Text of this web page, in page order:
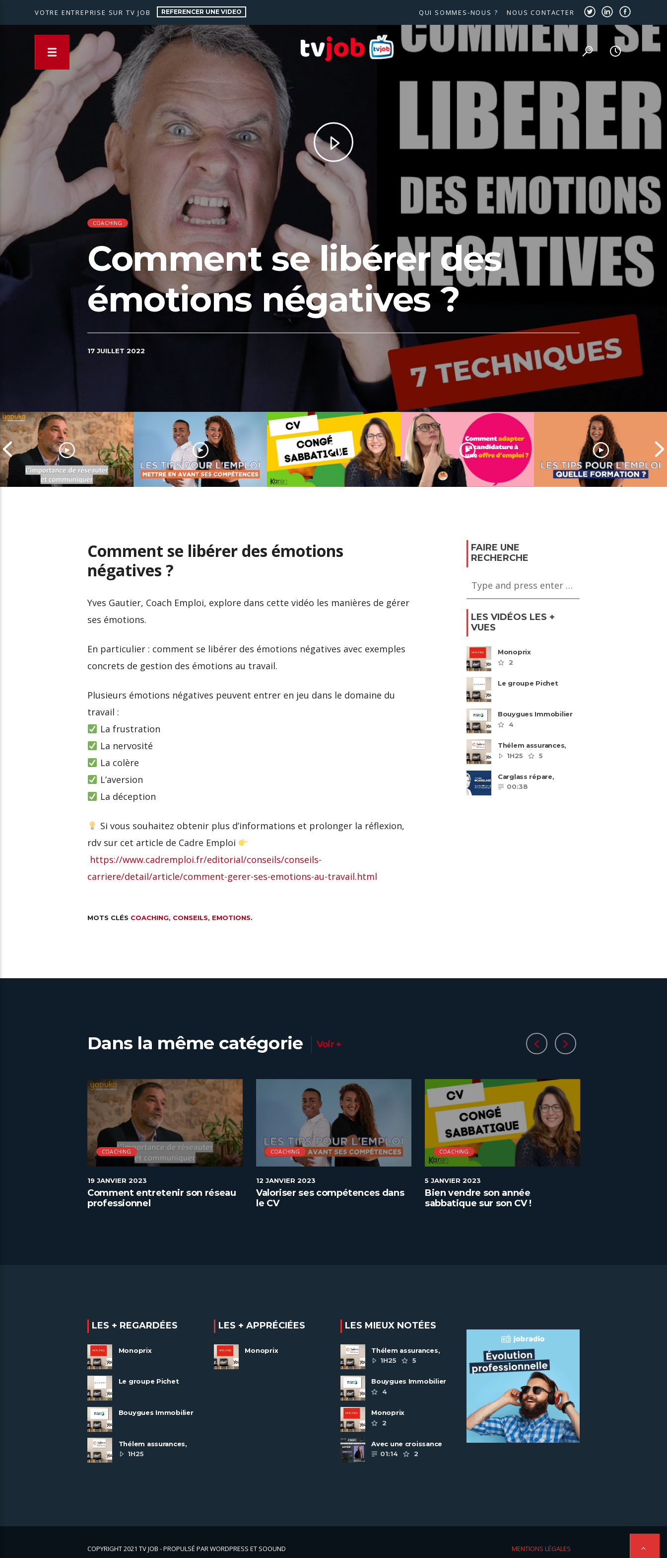
VOTRE ENTREPRISE SUR TV JOB REFERENCER UNE VIDEO NOUS CONTACTER
QUI SOMMES-NOUS ?
COACHING
Comment se libérer des
émotions négatives ?
17 JUILLET 2022
compétences dans le CV
sabbatique sur son CV !
Comment se libérer des émotions
négatives ?
Yves Gautier, Coach Emploi, explore dans cette vidéo les manières de gérer
ses émotions.
En particulier : comment se libérer des émotions négatives avec exemples
concrets de gestion des émotions au travail.
Plusieurs émotions négatives peuvent entrer en jeu dans le domaine du
travail :
La frustration
La nervosité
La colère
L’aversion
La déception
Si vous souhaitez obtenir plus d’informations et prolonger la réflexion,
rdv sur cet article de Cadre Emploi
https://www.cadremploi.fr/editorial/conseils/conseils-
carriere/detail/article/comment-gerer-ses-emotions-au-travail.html
MOTS CLÉS COACHING, CONSEILS, EMOTIONS.
FAIRE UNE
RECHERCHE
LES VIDÉOS LES +
VUES
Monoprix
2
Le groupe Pichet
Bouygues Immobilier
recrute autour de 8
pôles métiers
4
Thélem assurances,
une politique RH
ambitieuse
1H25 5
Carglass répare,
Carglass remplace et
Carglass embauche
00:38
Dans la même catégorie Voir +
COACHING
19 JANVIER 2023
Comment entretenir son réseau
professionnel
COACHING
12 JANVIER 2023
Valoriser ses compétences dans
le CV
COACHING
5 JANVIER 2023
Bien vendre son année
sabbatique sur son CV !
LES + REGARDÉES
Monoprix
Le groupe Pichet
Bouygues Immobilier
Thélem assurances,
une politique RH
ambitieuse
1H25
LES + APPRÉCIÉES
Monoprix
LES MIEUX NOTÉES
Thélem assurances,
une politique RH
ambitieuse
1H25 5
Bouygues Immobilier
recrute autour de 8
pôles métiers
4
Monoprix
2
Avec une croissance
toujours dynamique, le
groupe Scalian
01:14 2
COPYRIGHT 2021 TV JOB - PROPULSÉ PAR WORDPRESS ET SOOUND MENTIONS LÉGALES